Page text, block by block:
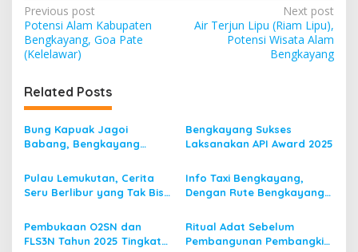
P
o
s
t
n
a
v
i
g
t
Previous post
Potensi Alam Kabupaten
Bengkayang, Goa Pate
(Kelelawar)
Next post
Air Terjun Lipu (Riam Lipu),
Potensi Wisata Alam
Bengkayang
Related Posts
Bung Kapuak Jagoi
Babang, Bengkayang
Bengkayang Sukses
Laksanakan API Award 2025
Pulau Lemukutan, Cerita
Seru Berlibur yang Tak Bisa
Info Taxi Bengkayang,
Dengan Rute Bengkayang
Pembukaan O2SN dan
FLS3N Tahun 2025 Tingkat
Ritual Adat Sebelum
Pembangunan Pembangkit